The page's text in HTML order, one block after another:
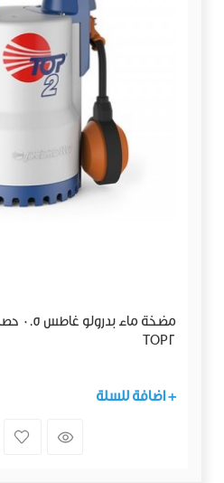
TOP2
+ اضافة للسلة